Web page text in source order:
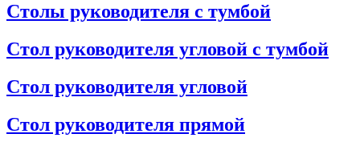
Столы руководителя с тумбой
Стол руководителя угловой с тумбой
Стол руководителя угловой
Стол руководителя прямой